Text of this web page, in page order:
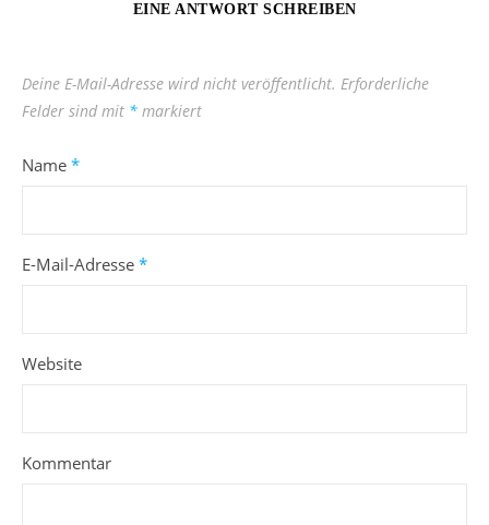
EINE ANTWORT SCHREIBEN
Deine E-Mail-Adresse wird nicht veröffentlicht. Erforderliche
Felder sind mit * markiert
Name *
E-Mail-Adresse *
Website
Kommentar